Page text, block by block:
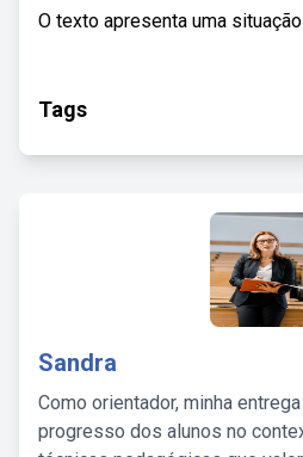
O texto apresenta uma
Tags
Sandra
Como orientador, minha
progresso dos alunos no